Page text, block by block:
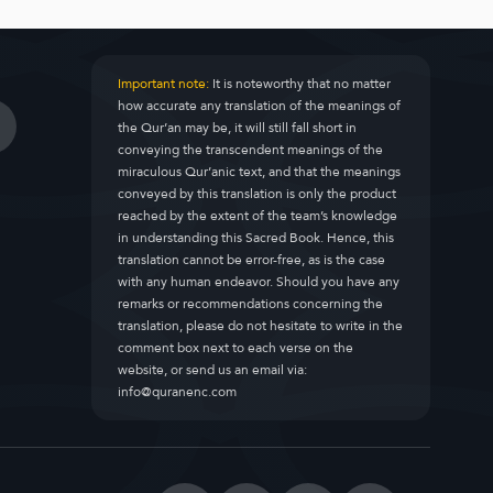
Important note:It is noteworthy that no matter
how accurate any translation of the meanings of
the Qur’an may be, it will still fall short in
conveying the transcendent meanings of the
miraculous Qur’anic text, and that the meanings
conveyed by this translation is only the product
reached by the extent of the team’s knowledge
in understanding this Sacred Book. Hence, this
translation cannot be error-free, as is the case
with any human endeavor. Should you have any
remarks or recommendations concerning the
translation, please do not hesitate to write in the
comment box next to each verse on the
website, or send us an email via:
info@quranenc.com